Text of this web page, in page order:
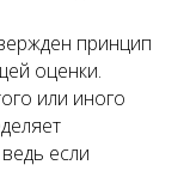
принцип
оценки.
или иного
если